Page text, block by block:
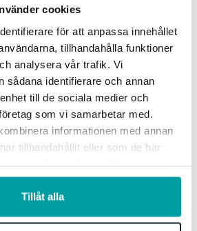
cookies
för att anpassa innehållet
tillhandahålla funktioner
analysera vår trafik. Vi
sådana identifierare och annan
till de sociala medier och
som vi samarbetar med.
informationen med annan
tillhandahållit eller som de har
.
Tillåt alla
kommer du endast att se dina